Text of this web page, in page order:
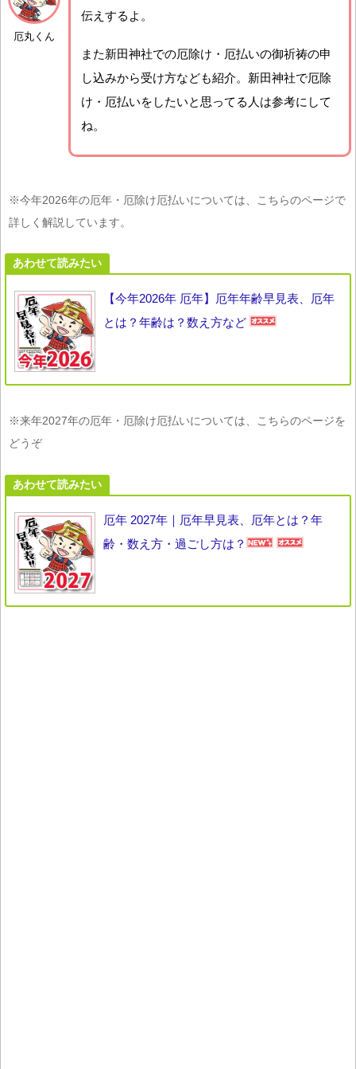
厄丸くん
伝えするよ。
また新田神社での厄除け・厄払いの御祈祷の申
し込みから受け方なども紹介。新田神社で厄除
け・厄払いをしたいと思ってる人は参考にして
ね。
※今年2026年の厄年・厄除け厄払いについては、こちらのページで
詳しく解説しています。
あわせて読みたい
【今年2026年 厄年】厄年年齢早見表、厄年
とは？年齢は？数え方など
※来年2027年の厄年・厄除け厄払いについては、こちらのページを
どうぞ
あわせて読みたい
厄年 2027年｜厄年早見表、厄年とは？年
齢・数え方・過ごし方は？